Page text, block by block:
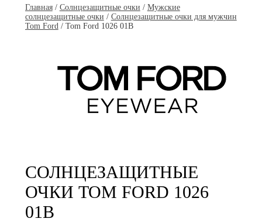
Главная/ Солнцезащитные очки / Мужские
солнцезащитные очки / Солнцезащитные очки для мужчин
Tom Ford / Tom Ford 1026 01B
СОЛНЦЕЗАЩИТНЫЕ
ОЧКИ TOM FORD 1026
01B